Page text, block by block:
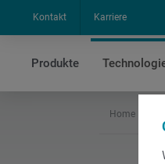
Kontakt Karriere
Produkte
Home